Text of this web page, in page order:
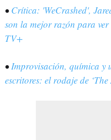
• Crítica: 'WeCrashed',
son la mejor razón para
TV+
•Improvisación, química y
escritores: el rodaje de